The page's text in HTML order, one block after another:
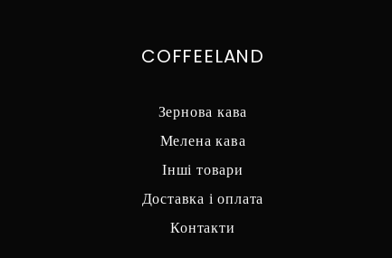
COFFEELAND
Зернова кава
Мелена кава
Інші товари
Доставка і оплата
Контакти